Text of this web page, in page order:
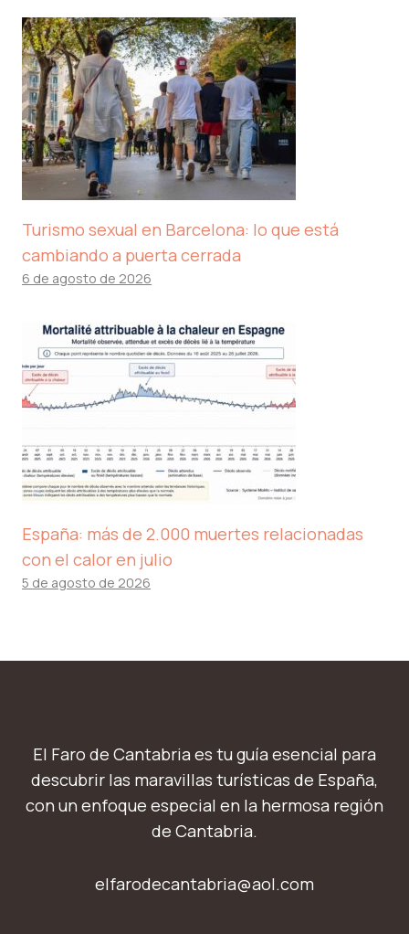
Turismo sexual en Barcelona: lo que está
cambiando a puerta cerrada
6 de agosto de 2026
España: más de 2.000 muertes relacionadas
con el calor en julio
5 de agosto de 2026
El Faro de Cantabria es tu guía esencial para
descubrir las maravillas turísticas de España,
con un enfoque especial en la hermosa región
de Cantabria.
elfarodecantabria@aol.com